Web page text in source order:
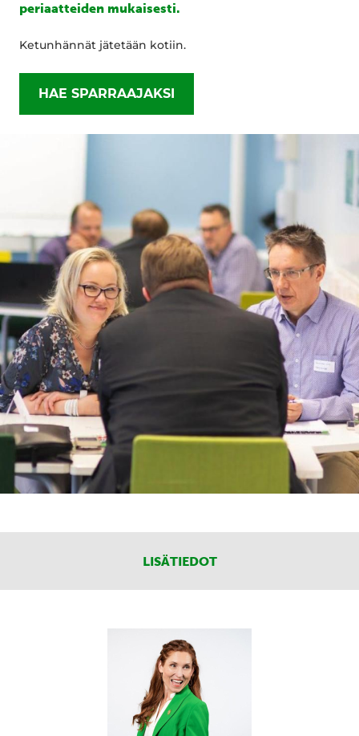
periaatteiden mukaisesti.
Ketunhännät jätetään kotiin.
HAE SPARRAAJAKSI
LISÄTIEDOT